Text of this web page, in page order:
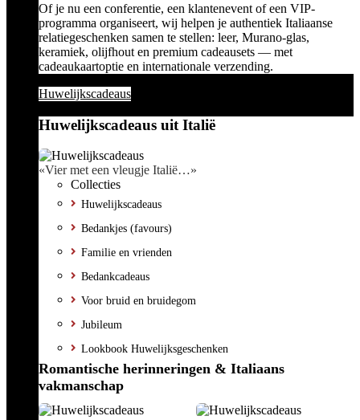
Of je nu een conferentie, een klantenevent of een VIP-
programma organiseert, wij helpen je authentiek Italiaanse
relatiegeschenken samen te stellen: leer, Murano-glas,
keramiek, olijfhout en premium cadeausets — met
cadeaukaartoptie en internationale verzending.
Huwelijkscadeaus
Huwelijkscadeaus uit Italië
«Vier met een vleugje Italië…»
Collecties
Huwelijkscadeaus
Bedankjes (favours)
Familie en vrienden
Bedankcadeaus
Voor bruid en bruidegom
Jubileum
Lookbook Huwelijksgeschenken
Romantische herinneringen & Italiaans
vakmanschap